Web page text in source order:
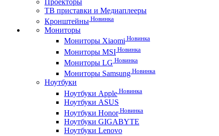
ТВ приставки и Медиаплееры
Кронштейны Новинка
Мониторы
Мониторы Xiaomi Новинка
Мониторы MSI Новинка
Мониторы LG Новинка
Мониторы Samsung Новинка
Ноутбуки
Ноутбуки Apple Новинка
Ноутбуки ASUS
Ноутбуки HonorНовинка
Ноутбуки GIGABYTE
Ноутбуки Lenovo